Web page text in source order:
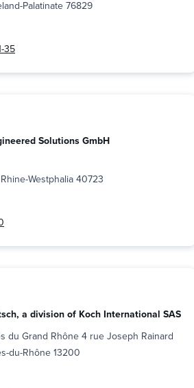
Palatinate 76829
35
Solutions GmbH
Westphalia 40723
a division of Koch International SAS
du Grand Rhône 4 rue Joseph Rainard
du-Rhône 13200